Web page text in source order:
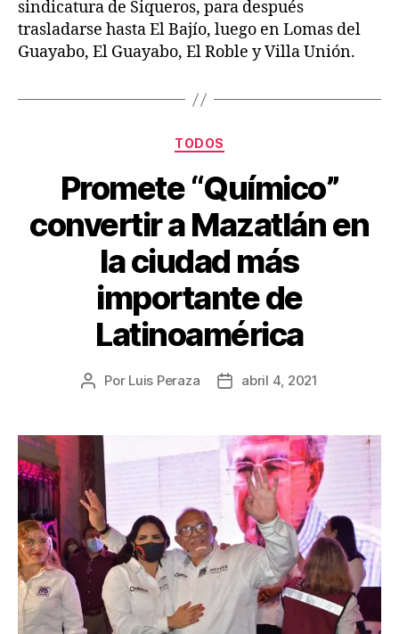
sindicatura de Siqueros, para después
trasladarse hasta El Bajío, luego en Lomas del
Guayabo, El Guayabo, El Roble y Villa Unión.
TODOS
Promete “Químico”
convertir a Mazatlán en
la ciudad más
importante de
Latinoamérica
Por Luis Peraza abril 4, 2021